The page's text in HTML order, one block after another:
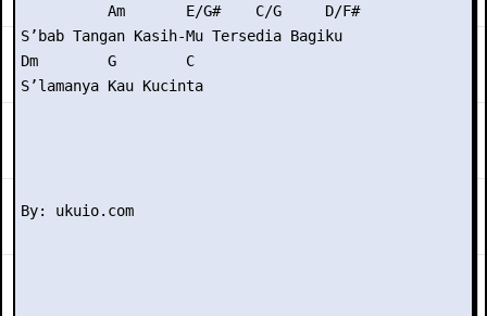
          Am       E/G#    C/G     D/F#
S’bab Tangan Kasih-Mu Tersedia Bagiku
Dm        G        C
S’lamanya Kau Kucinta